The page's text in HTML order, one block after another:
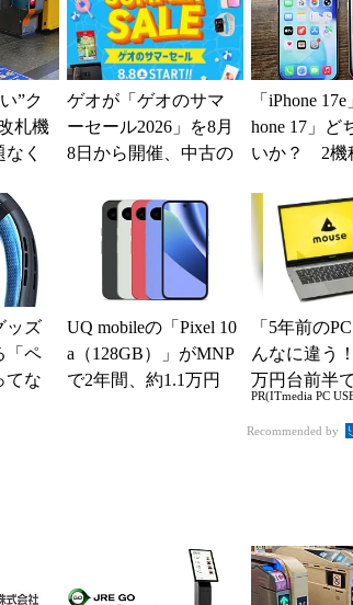
”ク
札機
く
...
ゲオが「ゲオのサマ
ーセール2026」を8月
8日から開催、中古の
得に
「iPhone
hone 17」ど
いか？ 2機
ッ...
ッズ
「ペ
てな
UQ mobileの「Pixel 10
a（128GB）」がMNP
で2年間、約1.1万円
「5年前の
んなに違う
万円台前半
る快適PCラ
PR(ITmedia PC
Recommended by